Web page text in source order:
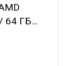
64 ГБ